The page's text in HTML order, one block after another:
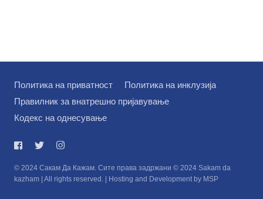
Политика на приватност
Политика на инклузија
Правилник за внатрешно пријавување
Кодекс на однесување
© 2024 Сакам Да Кажам. Сите права задржани © 2024 Sakam da
kazham | All rights reserved. | Hosting and Development by MSP